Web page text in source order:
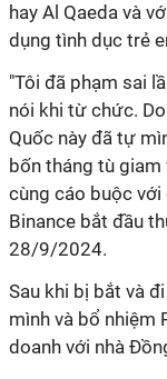
hay Al Qaeda và
dụng tình dục trẻ
"Tôi đã phạm sai
nói khi từ chức.
Quốc này đã tự
bốn tháng tù giam
cùng cáo buộc với
Binance bắt đầu
28/9/2024.
Sau khi bị bắt và
mình và bổ nhiệm
doanh với nhà